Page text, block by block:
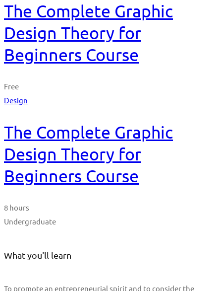
The Complete Graphic
Design Theory for
Beginners Course
Free
Design
The Complete Graphic
Design Theory for
Beginners Course
8 hours
Undergraduate
What you'll learn
To promote an entrepreneurial spirit and to consider the